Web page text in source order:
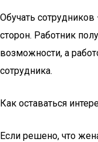
Обучать
сторон. Работник
возможности, а
сотрудника.
Как оставаться
Если решено, что